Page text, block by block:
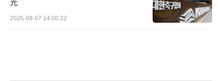
成员。例如E-3预警机以波音707客机为基础改
装而来，可以连续飞行约10小时，相对宽大的
2026-08-07 14:00:32